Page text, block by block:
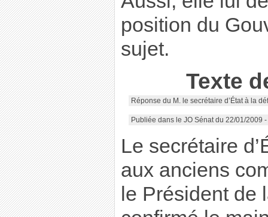
position du
sujet.
Texte
Réponse du M. le secrétaire d’État à la
Publiée dans le JO Sénat du 22/01/2009
Le secrétaire
aux anciens
le Président de